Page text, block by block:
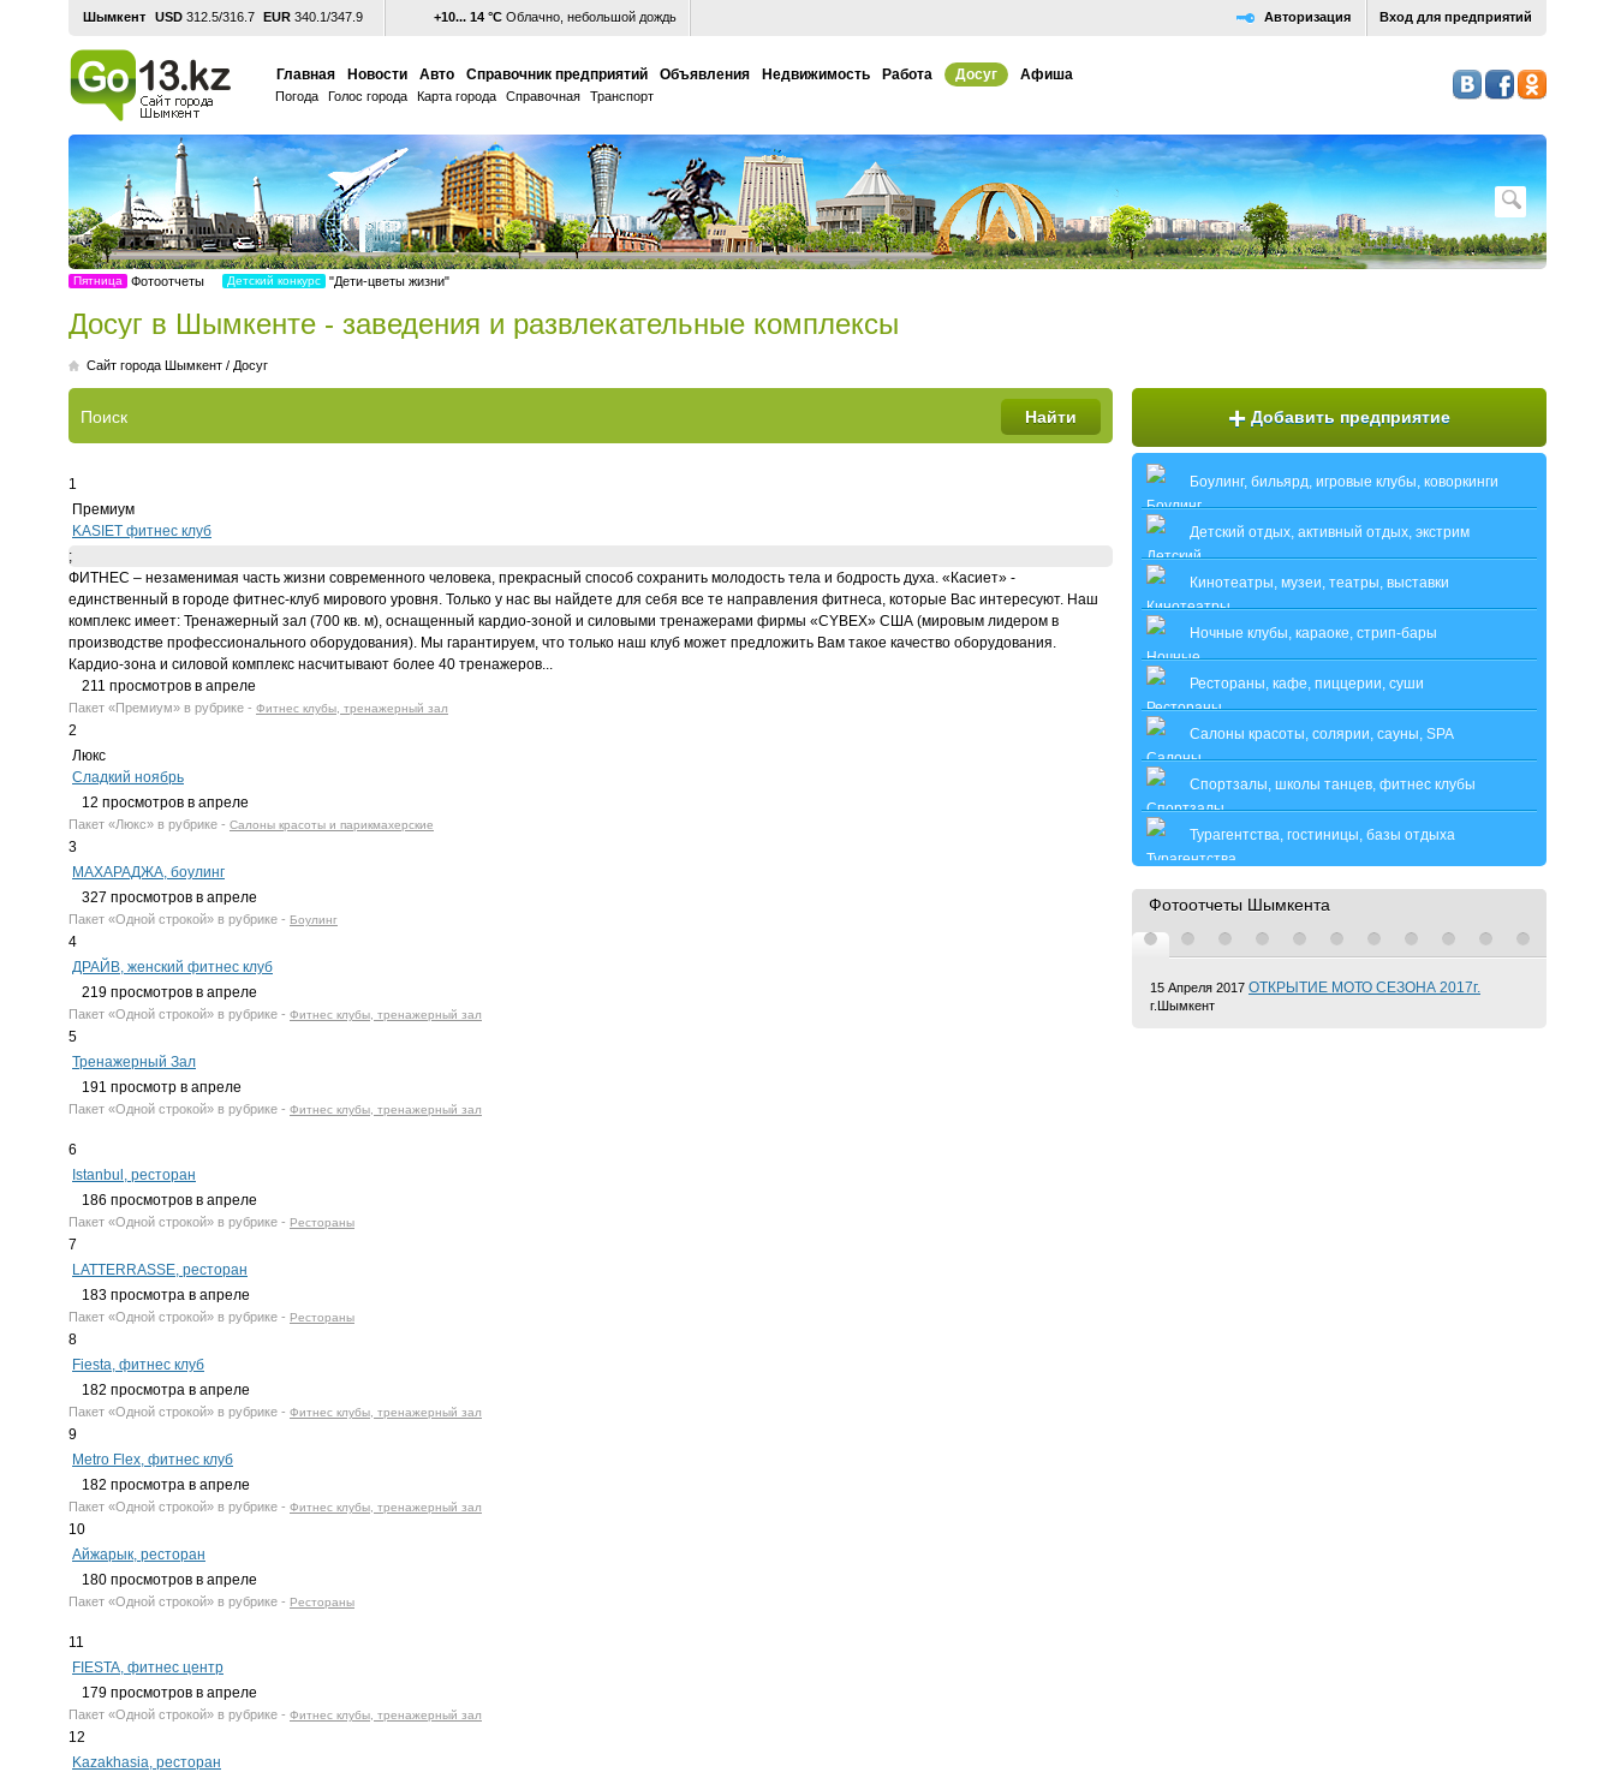
Шымкент USD 312.5/316.7 EUR 340.1/347.9 +10... 14 °С Облачно, небольшой дождь Вход для предприятий
Авторизация
Главная Новости Авто Справочник предприятий Объявления Недвижимость Работа Досуг Афиша
Погода Голос города Карта города Справочная Транспорт
Пятница Фотоотчеты Детский конкурс "Дети-цветы жизни"
Досуг в Шымкенте - заведения и развлекательные комплексы
Cайт города Шымкент / Досуг
Поиск
1
Премиум
KASIET фитнес клуб
;
ФИТНЕС – незаменимая часть жизни современного человека, прекрасный способ сохранить молодость тела и бодрость духа. «Касиет» -
единственный в городе фитнес-клуб мирового уровня. Только у нас вы найдете для себя все те направления фитнеса, которые Вас интересуют. Наш
комплекс имеет: Тренажерный зал (700 кв. м), оснащенный кардио-зоной и силовыми тренажерами фирмы «CYBEX» США (мировым лидером в
производстве профессионального оборудования). Мы гарантируем, что только наш клуб может предложить Вам такое качество оборудования.
Кардио-зона и силовой комплекс насчитывают более 40 тренажеров...
211 просмотров в апреле
Пакет «Премиум» в рубрике - Фитнес клубы, тренажерный зал
2
Люкс
Сладкий ноябрь
12 просмотров в апреле
Пакет «Люкс» в рубрике - Салоны красоты и парикмахерские
3
МАХАРАДЖА, боулинг
327 просмотров в апреле
Пакет «Одной строкой» в рубрике - Боулинг
4
ДРАЙВ, женский фитнес клуб
219 просмотров в апреле
Пакет «Одной строкой» в рубрике - Фитнес клубы, тренажерный зал
5
Тренажерный Зал
191 просмотр в апреле
Пакет «Одной строкой» в рубрике - Фитнес клубы, тренажерный зал
6
Istanbul, ресторан
186 просмотров в апреле
Пакет «Одной строкой» в рубрике - Рестораны
7
LATTERRASSE, ресторан
183 просмотра в апреле
Пакет «Одной строкой» в рубрике - Рестораны
8
Fiesta, фитнес клуб
182 просмотра в апреле
Пакет «Одной строкой» в рубрике - Фитнес клубы, тренажерный зал
9
Metro Flex, фитнес клуб
182 просмотра в апреле
Пакет «Одной строкой» в рубрике - Фитнес клубы, тренажерный зал
10
Айжарык, ресторан
180 просмотров в апреле
Пакет «Одной строкой» в рубрике - Рестораны
11
FIESTA, фитнес центр
179 просмотров в апреле
Пакет «Одной строкой» в рубрике - Фитнес клубы, тренажерный зал
12
Kazakhasia, ресторан
+ Добавить предприятие
Боулинг, бильярд, игровые клубы, коворкинги
Детский отдых, активный отдых, экстрим
Кинотеатры, музеи, театры, выставки
Ночные клубы, караоке, стрип-бары
Рестораны, кафе, пиццерии, суши
Салоны красоты, солярии, сауны, SPA
Спортзалы, школы танцев, фитнес клубы
Турагентства, гостиницы, базы отдыха
Фотоотчеты Шымкента
15 Апреля 2017 ОТКРЫТИЕ МОТО СЕЗОНА 2017г.
г.Шымкент